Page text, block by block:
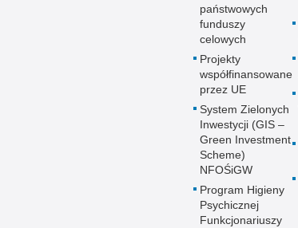
państwowych
funduszy
celowych
Projekty
współfinansowane
przez UE
System Zielonych
Inwestycji (GIS –
Green Investment
Scheme)
NFOŚiGW
Program Higieny
Psychicznej
Funkcjonariuszy